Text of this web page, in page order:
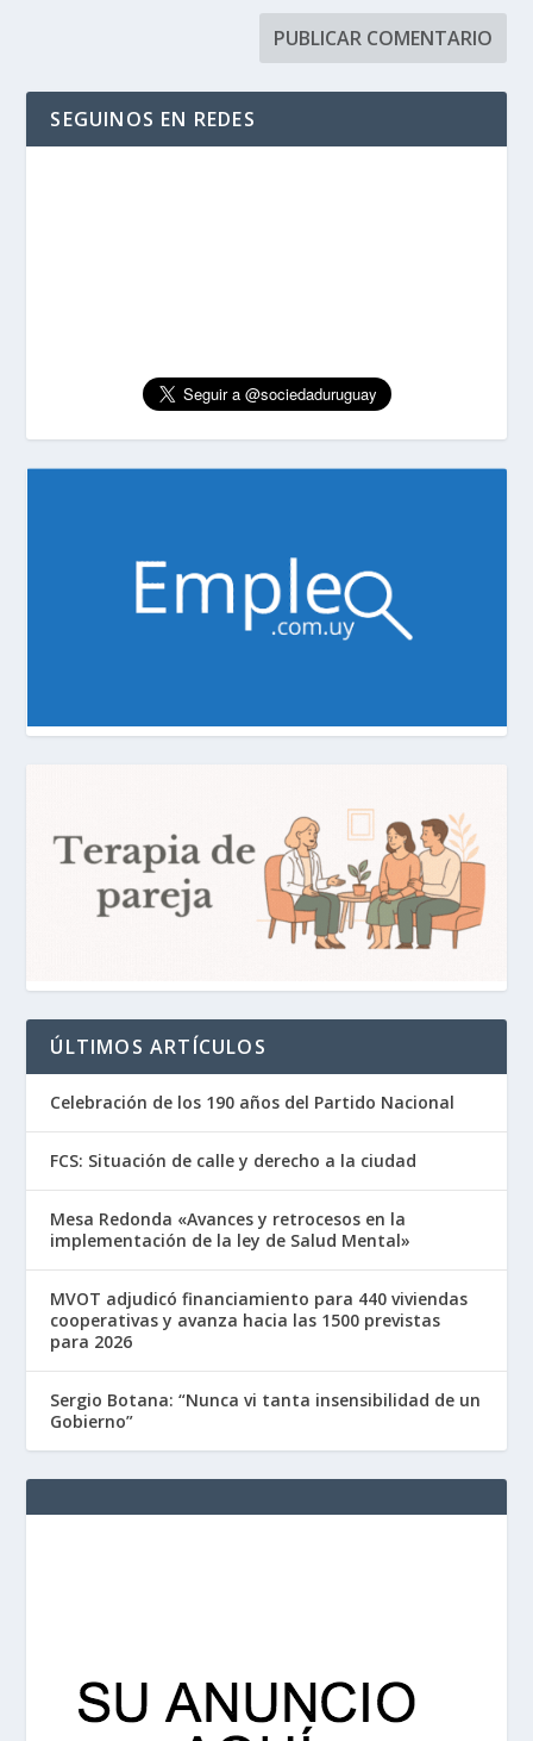
SEGUINOS EN REDES
ÚLTIMOS ARTÍCULOS
Celebración de los 190 años del Partido Nacional
FCS: Situación de calle y derecho a la ciudad
Mesa Redonda «Avances y retrocesos en la
implementación de la ley de Salud Mental»
MVOT adjudicó financiamiento para 440 viviendas
cooperativas y avanza hacia las 1500 previstas
para 2026
Sergio Botana: “Nunca vi tanta insensibilidad de un
Gobierno”